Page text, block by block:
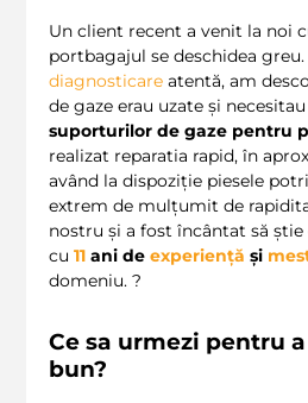
Un client recent a venit la noi
portbagajul se deschidea
diagnosticare atentă, am
de gaze erau uzate și necesitau
suporturilor de gaze pentru
realizat reparatia rapid, în
având la dispoziție piesele
extrem de mulțumit de
nostru și a fost încântat să știe
cu 11 ani de experiență și
domeniu. ?
Ce sa urmezi pentru
bun?